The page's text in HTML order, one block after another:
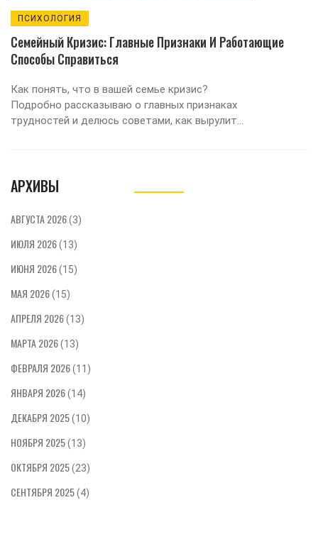
ПСИХОЛОГИЯ
Семейный Кризис: Главные Признаки И Работающие
Способы Справиться
Как понять, что в вашей семье кризис?
Подробно рассказываю о главных признаках
трудностей и делюсь советами, как вырулить
АРХИВЫ
АВГУСТА 2026(3)
ИЮЛЯ 2026(13)
ИЮНЯ 2026(15)
МАЯ 2026(15)
АПРЕЛЯ 2026(13)
МАРТА 2026(13)
ФЕВРАЛЯ 2026(11)
ЯНВАРЯ 2026(14)
ДЕКАБРЯ 2025(10)
НОЯБРЯ 2025(13)
ОКТЯБРЯ 2025(23)
СЕНТЯБРЯ 2025(4)